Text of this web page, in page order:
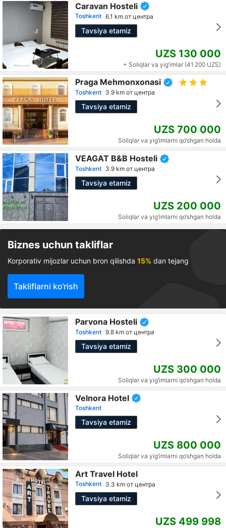
Caravan Hosteli
Toshkent 6.1 km от центра
Tavsiya etamiz
UZS 130 000
+ Soliqlar va yig‘imlar (41 200 UZS)
Praga Mehmonxonasi
Toshkent 3.9 km от центра
Tavsiya etamiz
UZS 700 000
Soliqlar va yig‘imlarni qo‘shgan holda
VEAGAT B&B Hosteli
Toshkent 3.9 km от центра
Tavsiya etamiz
UZS 200 000
Soliqlar va yig‘imlarni qo‘shgan holda
Biznes uchun takliflar
Korporativ mijozlar uchun bron qilishda 15% dan tejang
Takliflarni ko‘rish
Parvona Hosteli
Toshkent 9.8 km от центра
Tavsiya etamiz
UZS 300 000
Soliqlar va yig‘imlarni qo‘shgan holda
Velnora Hotel
Toshkent
Tavsiya etamiz
UZS 800 000
Soliqlar va yig‘imlarni qo‘shgan holda
Art Travel Hotel
Toshkent 3.3 km от центра
Tavsiya etamiz
UZS 499 998